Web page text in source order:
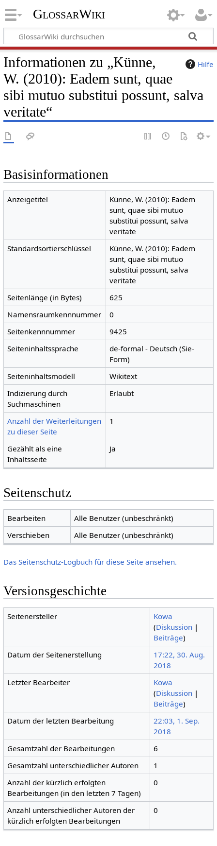
GlossarWiki
Hilfe
Informationen zu „Künne,
W. (2010): Eadem sunt, quae
sibi mutuo substitui possunt, salva
veritate“
Basisinformationen
Anzeigetitel
Künne, W. (2010): Eadem
sunt, quae sibi mutuo
substitui possunt, salva
veritate
Standardsortierschlüssel
Künne, W. (2010): Eadem
sunt, quae sibi mutuo
substitui possunt, salva
veritate
Seitenlänge (in Bytes)
625
Namensraumkennnummer
0
Seitenkennnummer
9425
Seiteninhaltssprache
de-formal - Deutsch (Sie-
Form)
Seiteninhaltsmodell
Wikitext
Indizierung durch
Suchmaschinen
Erlaubt
Anzahl der Weiterleitungen
zu dieser Seite
1
Gezählt als eine
Inhaltsseite
Ja
Seitenschutz
Bearbeiten
Alle Benutzer (unbeschränkt)
Verschieben
Alle Benutzer (unbeschränkt)
Das Seitenschutz-Logbuch für diese Seite ansehen.
Versionsgeschichte
Seitenersteller
Kowa
(Diskussion |
Beiträge)
Datum der Seitenerstellung
17:22, 30. Aug.
2018
Letzter Bearbeiter
Kowa
(Diskussion |
Beiträge)
Datum der letzten Bearbeitung
22:03, 1. Sep.
2018
Gesamtzahl der Bearbeitungen
6
Gesamtzahl unterschiedlicher Autoren
1
Anzahl der kürzlich erfolgten
Bearbeitungen (in den letzten 7 Tagen)
0
Anzahl unterschiedlicher Autoren der
kürzlich erfolgten Bearbeitungen
0